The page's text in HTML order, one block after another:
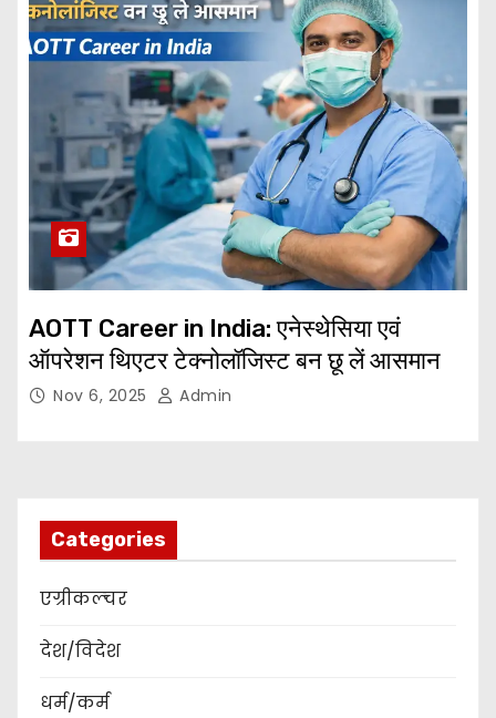
AOTT Career in India: एनेस्थेसिया एवं
ऑपरेशन थिएटर टेक्नोलॉजिस्ट बन छू लें आसमान
Nov 6, 2025 Admin
Categories
एग्रीकल्चर
देश/विदेश
धर्म/कर्म